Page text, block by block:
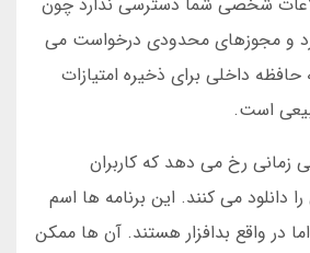
و مجوزهای محدودی درخواست می
داخلی برای ذخیره امتیازات
است.
زمانی رخ می دهد که کاربران
دانلود می کنند. این برنامه ها اسم
در واقع بدافزار هستند. آن ها ممکن